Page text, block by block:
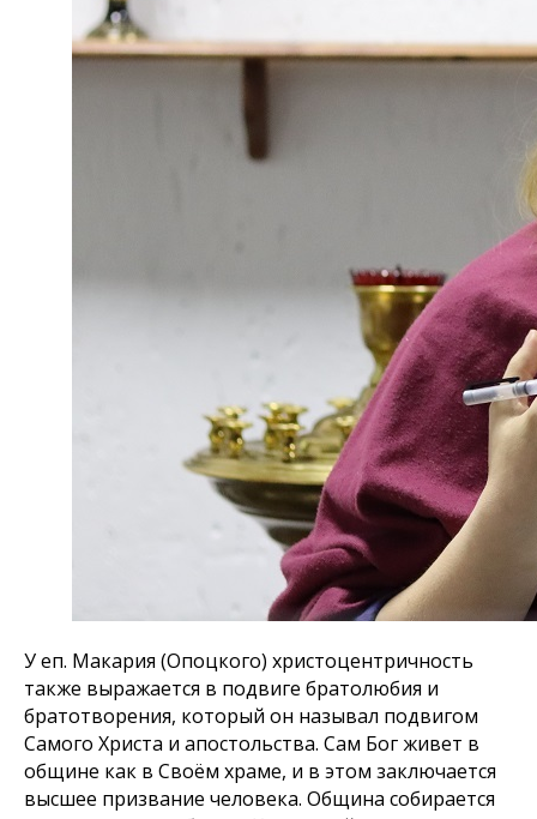
У еп. Макария (Опоцкого) христоцентричность
также выражается в подвиге братолюбия и
братотворения, который он называл подвигом
Самого Христа и апостольства. Сам Бог живет в
общине как в Своём храме, и в этом заключается
высшее призвание человека. Община собирается